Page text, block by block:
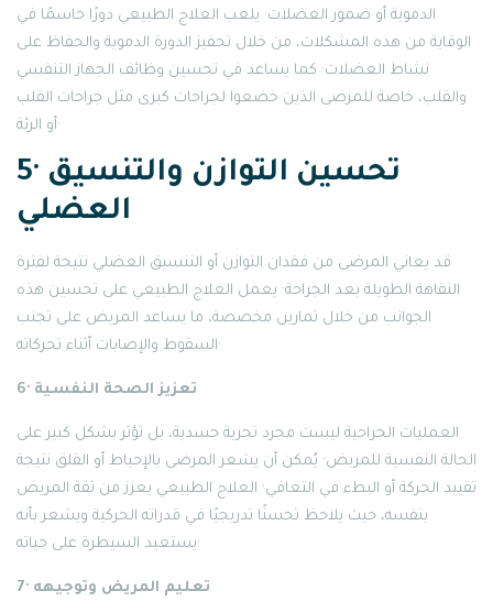
الدموية أو ضمور العضلات· يلعب العلاج الطبيعي دورًا حاسمًا في
الوقاية من هذه المشكلات، من خلال تحفيز الدورة الدموية والحفاظ على
نشاط العضلات· كما يساعد في تحسين وظائف الجهاز التنفسي
والقلب، خاصة للمرضى الذين خضعوا لجراحات كبرى مثل جراحات القلب
أو الرئة·
5· تحسين التوازن والتنسيق
العضلي
قد يعاني المرضى من فقدان التوازن أو التنسيق العضلي نتيجة لفترة
النقاهة الطويلة بعد الجراحة· يعمل العلاج الطبيعي على تحسين هذه
الجوانب من خلال تمارين مخصصة، ما يساعد المريض على تجنب
السقوط والإصابات أثناء تحركاته·
6· تعزيز الصحة النفسية
العمليات الجراحية ليست مجرد تجربة جسدية، بل تؤثر بشكل كبير على
الحالة النفسية للمريض· يُمكن أن يشعر المرضى بالإحباط أو القلق نتيجة
تقييد الحركة أو البطء في التعافي· العلاج الطبيعي يعزز من ثقة المريض
بنفسه، حيث يلاحظ تحسنًا تدريجيًا في قدراته الحركية ويشعر بأنه
يستعيد السيطرة على حياته·
7· تعليم المريض وتوجيهه